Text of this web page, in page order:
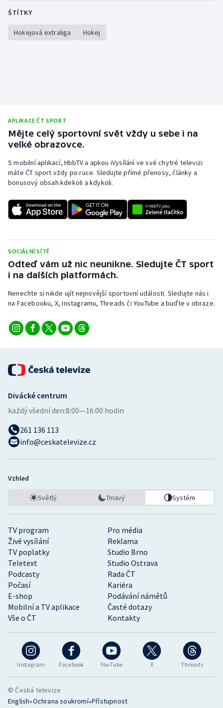
ŠTÍTKY
Hokejová extraliga Hokej
APLIKACE ČT SPORT
Mějte celý sportovní svět vždy u sebe i na
velké obrazovce.
S mobilní aplikací, HbbTV a apkou iVysílání ve své chytré televizi
máte ČT sport vždy po ruce. Sledujte přímé přenosy, články a
bonusový obsah kdekoli a kdykoli.
SOCIÁLNÍ SÍTĚ
Odteď vám už nic neunikne. Sledujte ČT sport
i na dalších platformách.
Nenechte si nikde ujít nejnovější sportovní události. Sledujte nás i
na Facebooku, X, Instagramu, Threads či YouTube a buďte v obraze.
Instagram Facebook YouTube X Threads
TV program
Pro média
Živé vysílání
Reklama
TV poplatky
Studio Brno
Teletext
Studio Ostrava
Podcasty
Rada ČT
Počasí
Kariéra
E-shop
Podávání námětů
Mobilní a TV aplikace
Časté dotazy
Vše o ČT
Kontakty
Divácké centrum
každý všední den:8:00—16:00 hodin
261 136 113
info@ceskatelevize.cz
Vzhled
Světlý Tmavý Systém
© Česká televize
English•Ochrana soukromí•Přístupnost